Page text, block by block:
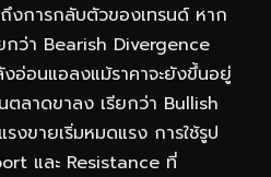
การกลับตัวของเทรนด์ หาก
กว่า Bearish Divergence
อ่อนแอลงแม้ราคาจะยังขึ้นอยู่
ตลาดขาลง เรียกว่า Bullish
งขายเริ่มหมดแรง การใช้รูป
และ Resistance ที่